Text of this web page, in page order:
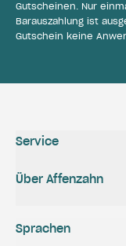
Gutscheinen. Nur
Barauszahlung ist
Gutschein keine
Service
Über Affenzahn
Sprachen